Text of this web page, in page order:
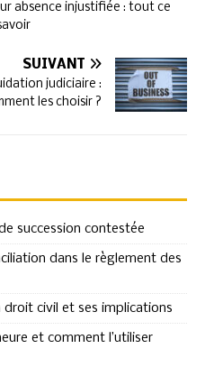
absence injustifiée : tout ce
SUIVANT
judiciaire :
les choisir ?
succession contestée
dans le règlement des
civil et ses implications
et comment l’utiliser